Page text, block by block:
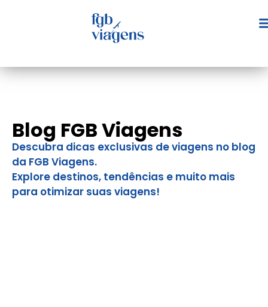
Blog FGB Viagens
Descubra dicas exclusivas de viagens no blog
da FGB Viagens.
Explore destinos, tendências e muito mais
para otimizar suas viagens!